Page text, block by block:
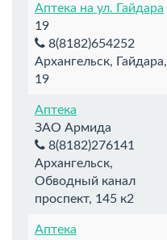
Аптека на ул. Гайдара
19
8(8182)654252
Архангельск, Гайдара,
19
Аптека
ЗАО Армида
8(8182)276141
Архангельск,
Обводный канал
проспект, 145 к2
Аптека